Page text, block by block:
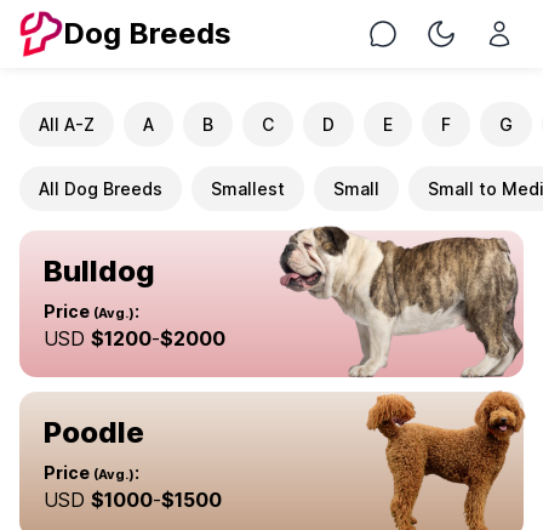
Dog Breeds Chat Toggle
All A-Z A B C D E F G
All Dog Breeds Smallest Small Small to
Bulldog
Price (Avg.):
USD $1200-$2000
Poodle
Price (Avg.):
USD $1000-$1500